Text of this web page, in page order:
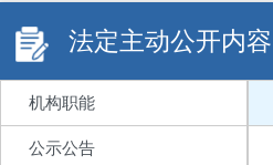
法定主动公开内容
机构职能
公示公告